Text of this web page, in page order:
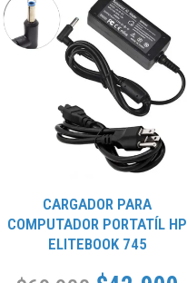
CARGADOR PARA
COMPUTADOR PORTATÍL HP
ELITEBOOK 745